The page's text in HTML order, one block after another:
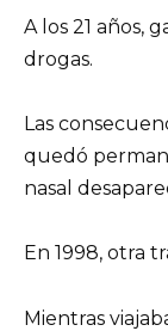
A los 21 años,
drogas.
Las
quedó
nasal
En 1998, otra
Mientras